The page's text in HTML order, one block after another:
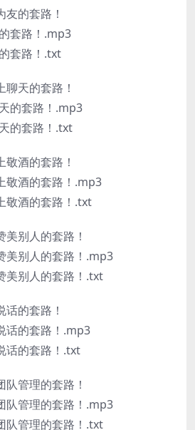
的套路！
套路！.mp3
套路！.txt
天的套路！
的套路！.mp3
的套路！.txt
酒的套路！
敬酒的套路！.mp3
敬酒的套路！.txt
别人的套路！
美别人的套路！.mp3
美别人的套路！.txt
的套路！
话的套路！.mp3
话的套路！.txt
管理的套路！
队管理的套路！.mp3
队管理的套路！.txt